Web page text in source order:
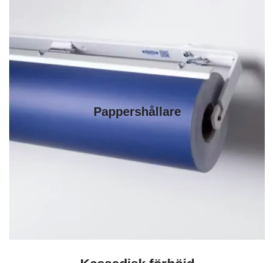
Pappershållare